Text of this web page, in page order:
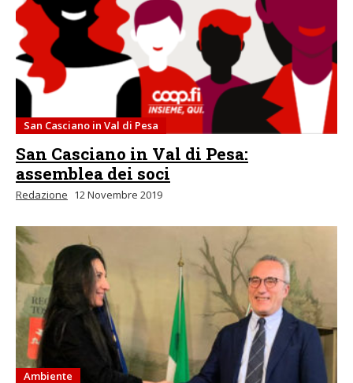
San Casciano in Val di Pesa
San Casciano in Val di Pesa:
assemblea dei soci
Redazione 12 Novembre 2019
Ambiente